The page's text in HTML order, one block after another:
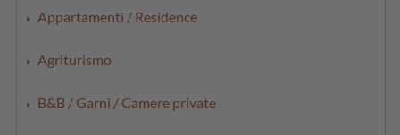
Appartamenti / Residence
Agriturismo
B&B / Garni / Camere private